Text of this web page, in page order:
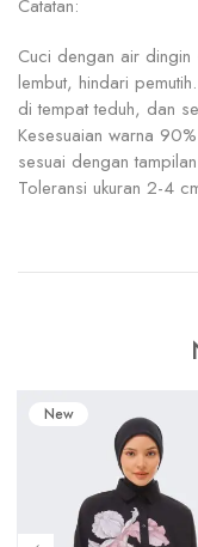
Catatan:
Cuci dengan air dingin
lembut, hindari
di tempat teduh, dan
Kesesuaian warna
sesuai dengan
Toleransi ukuran 2-4
New